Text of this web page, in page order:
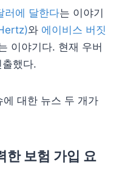
러에 달한다는 이야기
와 에이비스 버짓
이야기다. 현재 우버
했다.
대한 뉴스 두 개가
한 보험 가입 요